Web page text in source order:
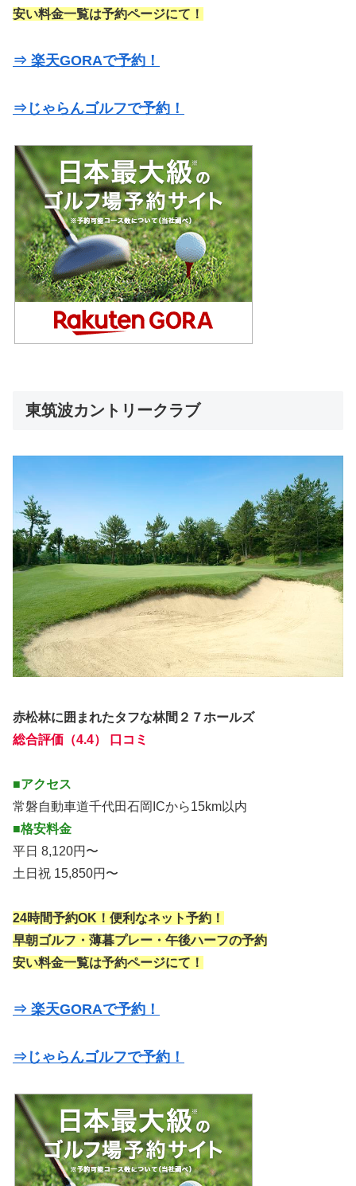
安い料金一覧は予約ページにて！
⇒ 楽天GORAで予約！
⇒じゃらんゴルフで予約！
東筑波カントリークラブ
赤松林に囲まれたタフな林間２７ホールズ
総合評価（4.4） 口コミ
■アクセス
常磐自動車道千代田石岡ICから15km以内
■格安料金
平日 8,120円〜
土日祝 15,850円〜
24時間予約OK！便利なネット予約！
早朝ゴルフ・薄暮プレー・午後ハーフの予約
安い料金一覧は予約ページにて！
⇒ 楽天GORAで予約！
⇒じゃらんゴルフで予約！